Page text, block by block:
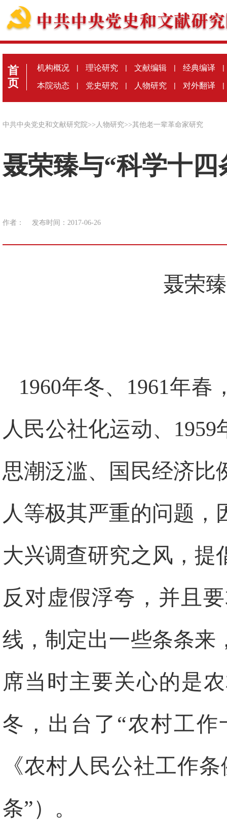
首
页
机构概况 | 理论研究 | 文献编辑 | 经典编译 |
本院动态 | 党史研究 | 人物研究 | 对外翻译 |
中共中央党史和文献研究院>> 人物研究>>其他老一辈革命家研究
聂荣臻与“科学十四
作者： 发布时间：2017-06-26
聂荣
1960年冬、 1961年春
人民公社化运动、 1959
思潮泛滥、国民经济比
人等极其严重的问题，
大兴调查研究之风，提
反对虚假浮夸，并且
线，制定出一些条条来
席当时主要关心的是
冬，出台了“农村工作
《农村人民公社工作
条”）。